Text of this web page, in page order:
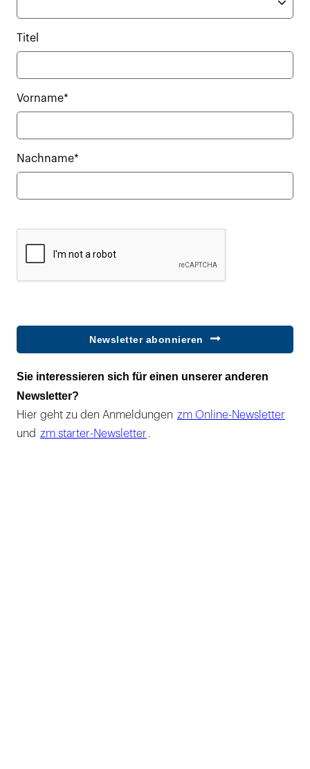
Titel
Vorname*
Nachname*
Newsletter abonnieren
Sie interessieren sich für einen unserer anderen
Newsletter?
Hier geht zu den Anmeldungen zm Online-Newsletter
und zm starter-Newsletter .